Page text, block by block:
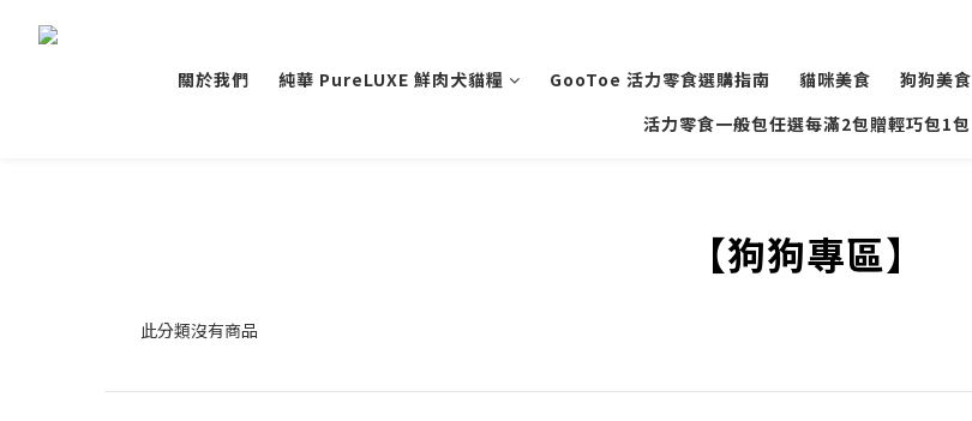
關於我們 純華 PureLUXE 鮮肉犬貓糧 GooToe 活力零食選購指南 貓咪美食 狗狗美食
活力零食一般包任選每滿2包贈輕巧包1包
【狗狗專區】
此分類沒有商品